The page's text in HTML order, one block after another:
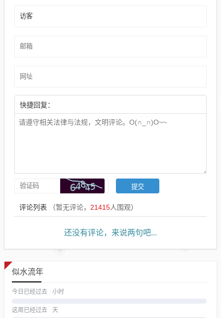
快捷回复：
评论列表 （暂无评论， 21415人围观）
还没有评论，来说两句吧...
似水流年
今日已经过去 小时
这周已经过去 天